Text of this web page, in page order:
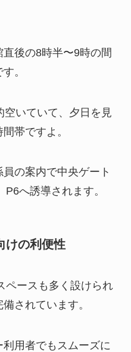
後の8時半〜9時の間
。
いていて、夕日を見
帯ですよ。
の案内で中央ゲート
へ誘導されます。
けの利便性
ペースも多く設けられ
されています。
用者でもスムーズに